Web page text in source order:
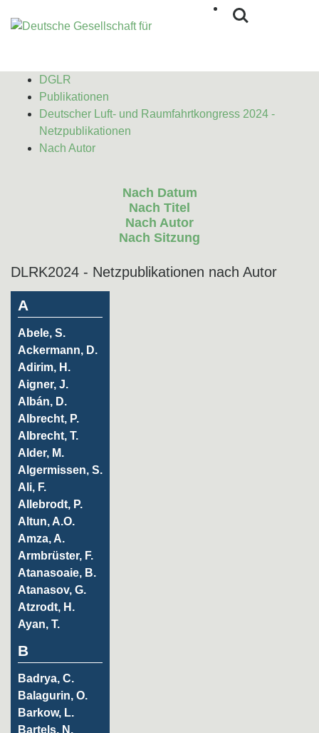
DGLR
Publikationen
Deutscher Luft- und Raumfahrtkongress 2024 -
Netzpublikationen
Nach Autor
Nach Datum
Nach Titel
Nach Autor
Nach Sitzung
DLRK2024 - Netzpublikationen nach Autor
A
Abele, S.
Ackermann, D.
Adirim, H.
Aigner, J.
Albán, D.
Albrecht, P.
Albrecht, T.
Alder, M.
Algermissen, S.
Ali, F.
Allebrodt, P.
Altun, A.O.
Amza, A.
Armbrüster, F.
Atanasoaie, B.
Atanasov, G.
Atzrodt, H.
Ayan, T.
B
Badrya, C.
Balagurin, O.
Barkow, L.
Bartels, N.